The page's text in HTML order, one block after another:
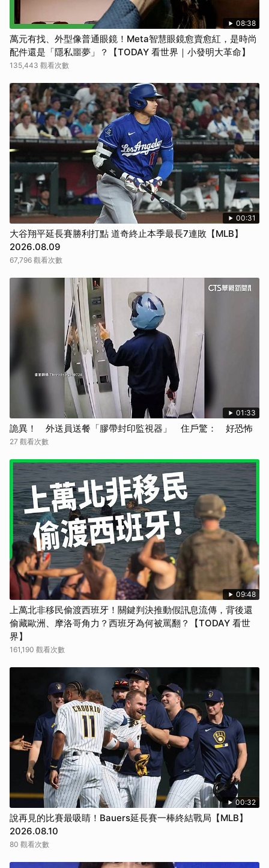
08:38
萬元有找、外型像普通眼鏡！Meta智慧眼鏡愈賣愈紅，是時尚
配件還是「隱私噩夢」？【TODAY 看世界｜小發明大革命】
135,443 觀看次數
00:31
大谷翔平延長賽勝利打點 道奇終止本季最長7連敗【MLB】
2026.08.09
67,796 觀看次數
01:33
詭異！ 外送員送餐「膠帶封印監視器」 住戶驚： 好恐怖
27 觀看次數
09:48
上萬北非移民偷渡西班牙！關鍵判決推動假訊息流傳，背後還
偷藏歐洲、摩洛哥角力？西班牙為何被罵翻？【TODAY 看世
界】
161,190 觀看次數
00:32
說再見的比賽最吸睛！Bauers延長賽一棒終結戰局【MLB】
2026.08.10
80 觀看次數